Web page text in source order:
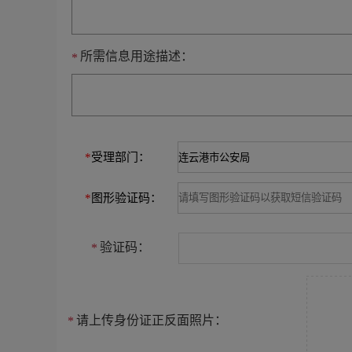
* 所需信息用途描述：
*受理部门：
* 图形验证码：
* 验证码：
* 请上传身份证正反面照片：